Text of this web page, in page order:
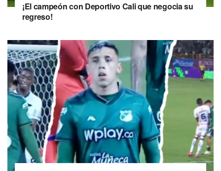
¡El campeón con Deportivo Cali que negocia su
regreso!